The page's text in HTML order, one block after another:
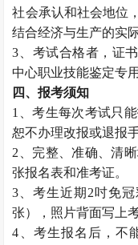
社会承认和社会地位
结合经济与生产的实
3、考试合格者，证
中心职业技能鉴定专
四、报考须知
1、考生每次考试只
恕不办理改报或退报手
2、完整、准确、清
张报名表和准考证。
3、考生近期2吋免
张），照片背面写上
4、考生报名后，不